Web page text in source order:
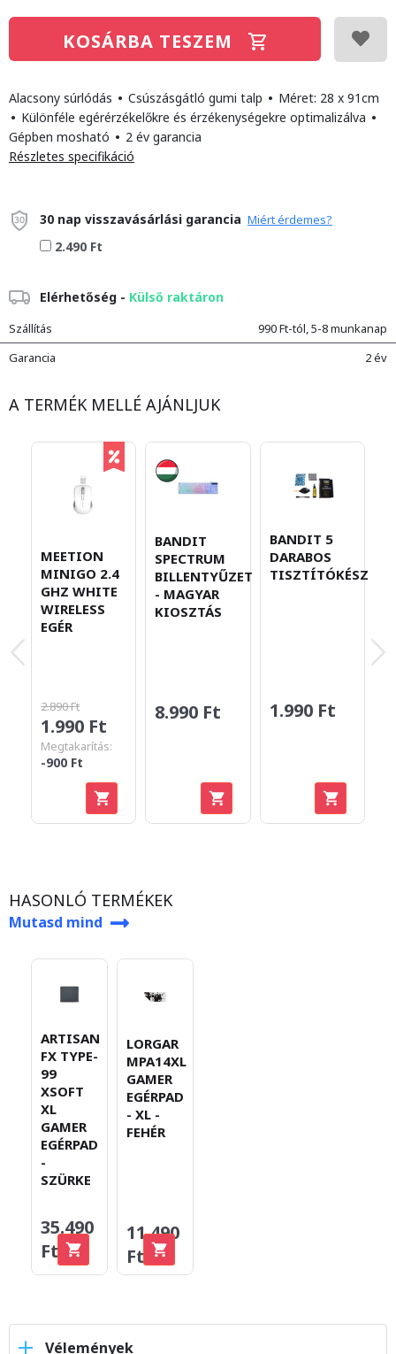
KOSÁRBA TESZEM
Alacsony súrlódás • Csúszásgátló gumi talp • Méret: 28 x 91cm
• Különféle egérérzékelőkre és érzékenységekre optimalizálva •
Gépben mosható • 2 év garancia
Részletes specifikáció
30 nap visszavásárlási garancia Miért érdemes?
2.490 Ft
Elérhetőség - Külső raktáron
Szállítás
990 Ft-tól, 5-8 munkanap
Garancia
2 év
A TERMÉK MELLÉ AJÁNLJUK
MEETION
MINIGO 2.4
GHZ WHITE
WIRELESS
EGÉR
2.890 Ft
1.990 Ft
Megtakarítás:
-900 Ft
BANDIT
SPECTRUM
BILLENTYŰZET
- MAGYAR
KIOSZTÁS
8.990 Ft
BANDIT 5
DARABOS
TISZTÍTÓKÉSZLET
1.990 Ft
HASONLÓ TERMÉKEK
Mutasd mind
ARTISAN
FX TYPE-
99
XSOFT
XL
GAMER
EGÉRPAD
-
SZÜRKE
35.490
Ft
LORGAR
MPA14XL
GAMER
EGÉRPAD
- XL -
FEHÉR
11.490
Ft
Vélemények